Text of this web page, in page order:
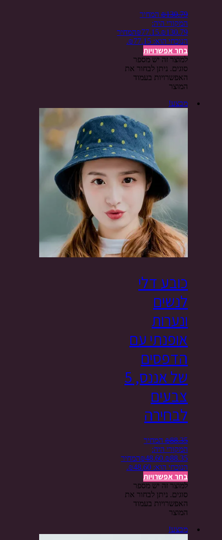
₪130.79
המחיר
המקורי היה:
₪130.79.
₪77.15
המחיר
הנוכחי הוא: ₪77.15.
בחר אפשרויות
למוצר זה יש מספר
סוגים. ניתן לבחור את
האפשרויות בעמוד
המוצר
מבצע!
כובע דלי
לנשים
ונערות
אופנתי עם
הדפסים
של אננס, 5
צבעים
לבחירה
₪88.35
המחיר
המקורי היה:
₪88.35.
₪48.60
המחיר
הנוכחי הוא: ₪48.60.
בחר אפשרויות
למוצר זה יש מספר
סוגים. ניתן לבחור את
האפשרויות בעמוד
המוצר
מבצע!